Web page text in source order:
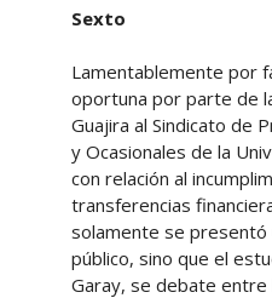
Sexto
Lamentablemente por
oportuna por parte de
Guajira al Sindicato de
y Ocasionales de la
con relación al
transferencias
solamente se
público, sino que el
Garay, se debate entre